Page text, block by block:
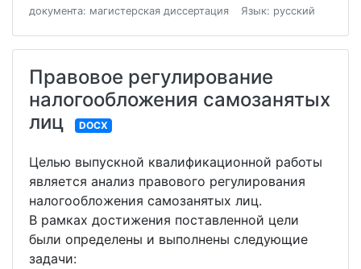
документа: магистерская диссертация
Язык: русский
Правовое регулирование
налогообложения самозанятых
лиц
DOCX
Целью выпускной квалификационной работы
является анализ правового регулирования
налогообложения самозанятых лиц.
В рамках достижения поставленной цели
были определены и выполнены следующие
задачи: